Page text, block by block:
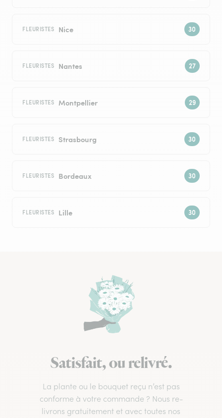
FLEURISTES Nice
FLEURISTES Nantes
FLEURISTES Montpellier
FLEURISTES Strasbourg
FLEURISTES Bordeaux
FLEURISTES Lille
Satisfait, ou relivré.
La plante ou le bouquet reçu n’est pas
conforme à votre commande ? Nous re-
livrons gratuitement et avec toutes nos